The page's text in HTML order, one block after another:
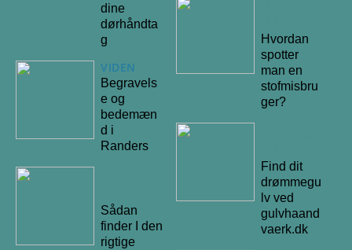
dine
dørhåndta
g
VIDEN
Begravels
e og
bedemæn
d i
Randers
Sådan
finder I den
rigtige
Hvordan
spotter
man en
stofmisbru
ger?
Find dit
drømmegu
lv ved
gulvhaand
vaerk.dk